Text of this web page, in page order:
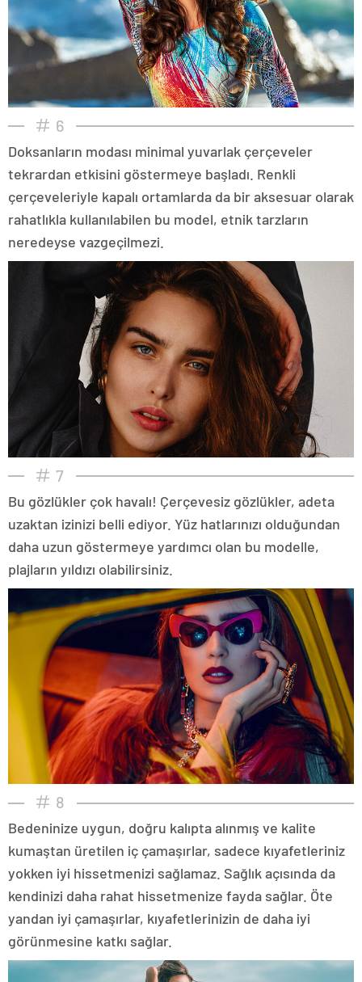
6
Doksanların modası minimal yuvarlak çerçeveler
tekrardan etkisini göstermeye başladı. Renkli
çerçeveleriyle kapalı ortamlarda da bir aksesuar olarak
rahatlıkla kullanılabilen bu model, etnik tarzların
neredeyse vazgeçilmezi.
7
Bu gözlükler çok havalı! Çerçevesiz gözlükler, adeta
uzaktan izinizi belli ediyor. Yüz hatlarınızı olduğundan
daha uzun göstermeye yardımcı olan bu modelle,
plajların yıldızı olabilirsiniz.
8
Bedeninize uygun, doğru kalıpta alınmış ve kalite
kumaştan üretilen iç çamaşırlar, sadece kıyafetleriniz
yokken iyi hissetmenizi sağlamaz. Sağlık açısında da
kendinizi daha rahat hissetmenize fayda sağlar. Öte
yandan iyi çamaşırlar, kıyafetlerinizin de daha iyi
görünmesine katkı sağlar.